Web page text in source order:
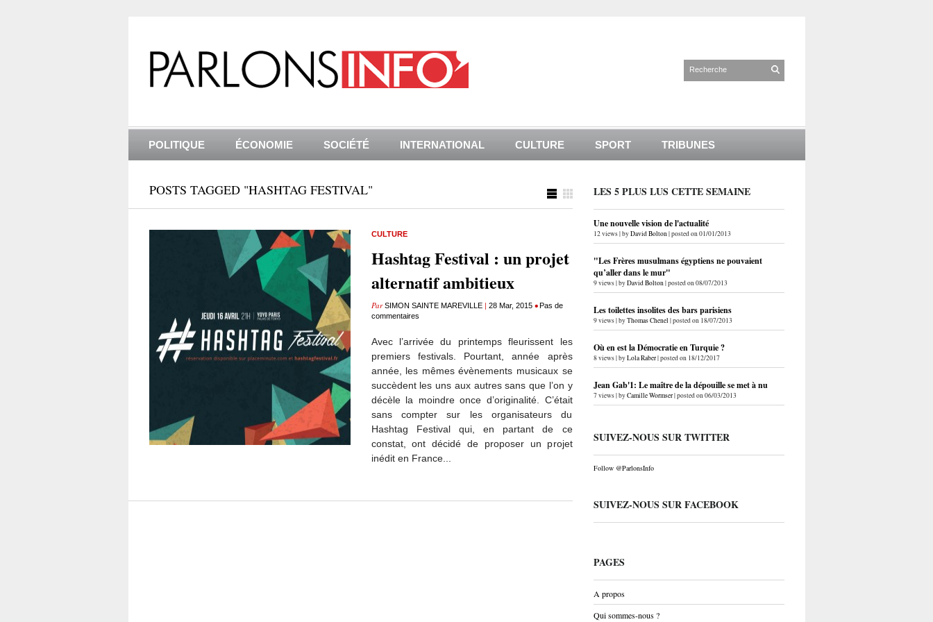
POLITIQUE ÉCONOMIE SOCIÉTÉ INTERNATIONAL CULTURE SPORT TRIBUNES
POSTS TAGGED "HASHTAG FESTIVAL"
CULTURE
Hashtag Festival : un projet
alternatif ambitieux
ParSIMON SAINTE MAREVILLE| 28 Mar, 2015 •Pas de
commentaires
Avec l’arrivée du printemps fleurissent les
premiers festivals. Pourtant, année après
année, les mêmes évènements musicaux se
succèdent les uns aux autres sans que l’on y
décèle la moindre once d’originalité. C’était
sans compter sur les organisateurs du
Hashtag Festival qui, en partant de ce
constat, ont décidé de proposer un projet
inédit en France...
LES 5 PLUS LUS CETTE SEMAINE
Une nouvelle vision de l'actualité
12 views|byDavid Bolton|posted on 01/01/2013
"Les Frères musulmans égyptiens ne pouvaient
qu’aller dans le mur"
9 views|byDavid Bolton|posted on 08/07/2013
Les toilettes insolites des bars parisiens
9 views|byThomas Chenel |posted on 18/07/2013
Où en est la Démocratie en Turquie ?
8 views|byLola Raber|posted on 18/12/2017
Jean Gab'1: Le maître de la dépouille se met à nu
7 views|byCamille Wormser|posted on 06/03/2013
SUIVEZ-NOUS SUR TWITTER
Follow @ParlonsInfo
SUIVEZ-NOUS SUR FACEBOOK
PAGES
A propos
Qui sommes-nous ?